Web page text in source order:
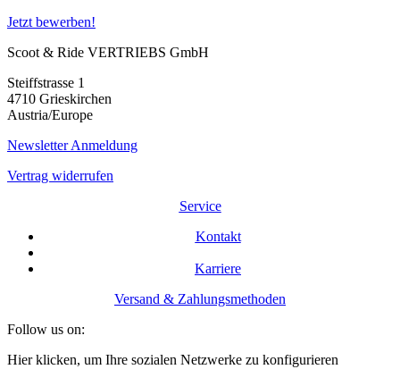
Jetzt bewerben!
Scoot & Ride VERTRIEBS GmbH
Steiffstrasse 1
4710 Grieskirchen
Austria/Europe
Newsletter Anmeldung
Vertrag widerrufen
Service
Kontakt
Karriere
Versand & Zahlungsmethoden
Follow us on:
Hier klicken, um Ihre sozialen Netzwerke zu konfigurieren